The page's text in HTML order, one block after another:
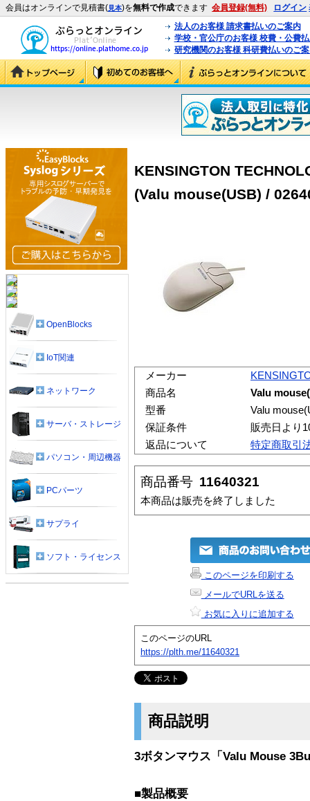
会員はオンラインで見積書(見本)を無料で作成できます 会員登録(無料) ログイン
法人のお客様 請求書払いのご案内
学校・官公庁のお客様 校費・公費
研究機関のお客様 科研費払いのご
KENSINGTON
(Valu mouse(USB) /
メーカー
商品名
Valu
型番
Valu
保証条件
販売日より
返品について
特定商取引
商品番号 11640321
本商品は販売を終了しました
このページを印刷する
メールでURLを送る
お気に入りに追加する
このページのURL
https://plth.me/11640321
商品説明
3ボタンマウス「Valu Mouse
■製品概要
OpenBlocks
IoT関連
ネットワーク
サーバ・ストレージ
パソコン・周辺機器
PCパーツ
サプライ
ソフト・ライセンス